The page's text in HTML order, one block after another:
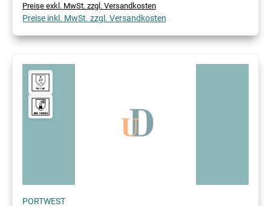
Preise exkl. MwSt. zzgl. Versandkosten
Preise inkl. MwSt. zzgl. Versandkosten
PORTWEST